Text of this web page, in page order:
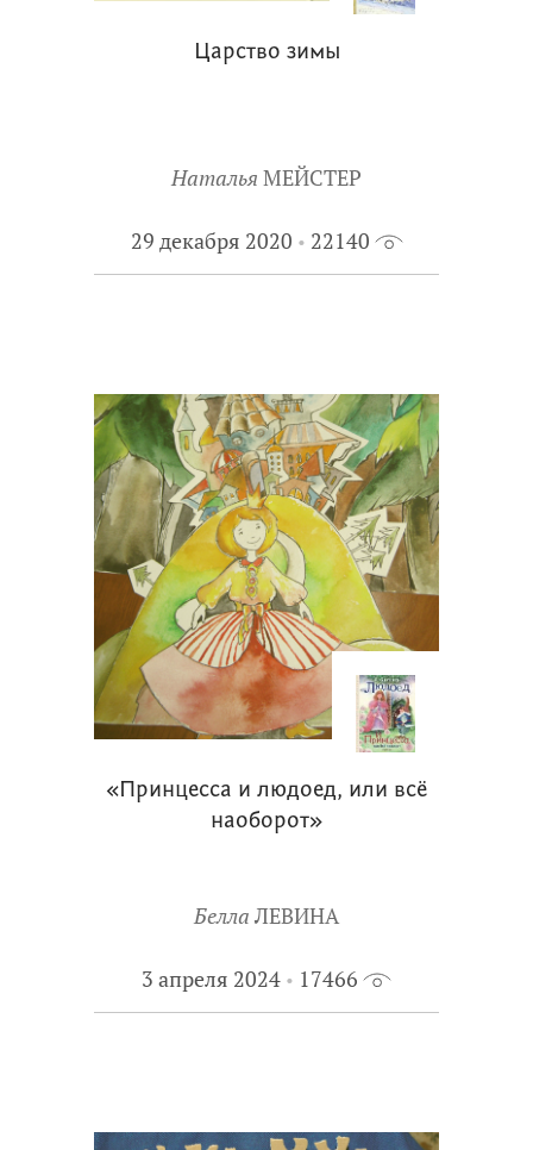
Царство зимы
Наталья МЕЙСТЕР
29 декабря 2020 22140
«Принцесса и людоед, или всё
наоборот»
Белла ЛЕВИНА
3 апреля 2024 17466